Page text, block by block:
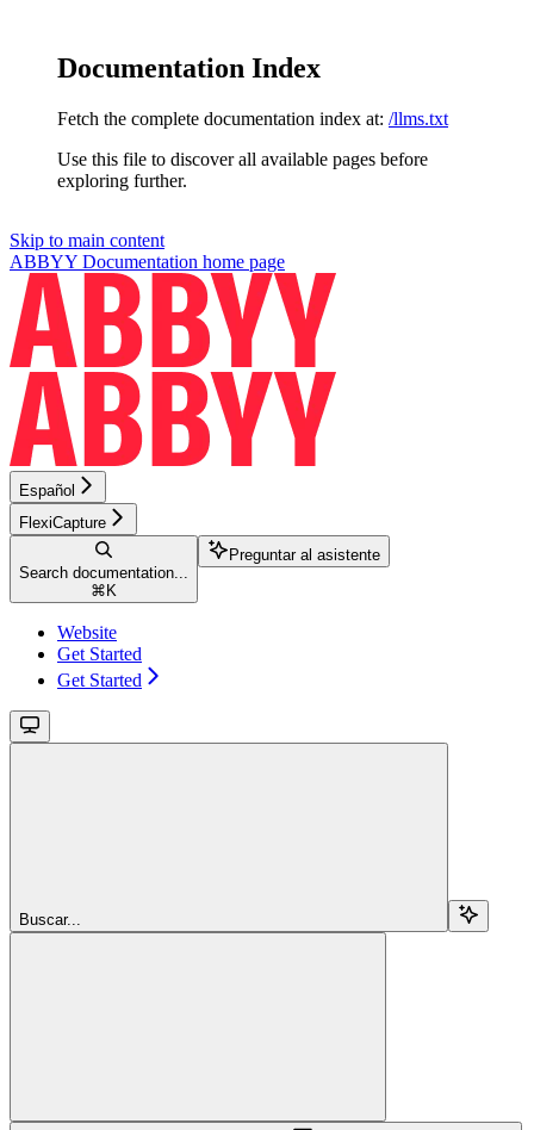
Documentation Index
Fetch the complete documentation index at: /llms.txt
Use this file to discover all available pages before
exploring further.
Skip to main content
ABBYY Documentation home page
Español
FlexiCapture
Search documentation...
⌘ K
Preguntar al asistente
Website
Get Started
Get Started
Buscar...